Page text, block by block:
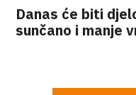
Danas će biti
sunčano i manje